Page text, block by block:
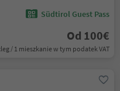
Südtirol Guest Pass
Od 100€
/ 1 mieszkanie w tym podatek VAT